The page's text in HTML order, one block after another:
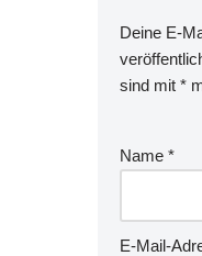
Deine E-
sind mit *
Name *
E-Mail-